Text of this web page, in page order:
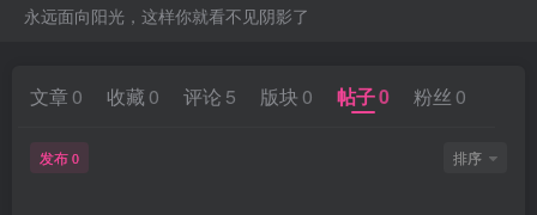
永远面向阳光，这样你就看不见阴影了
文章 0 收藏 0 评论 5 版块 0 帖子0 粉丝 0
发布 0 排序